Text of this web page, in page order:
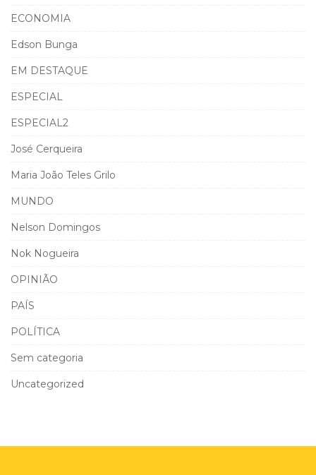
ECONOMIA
Edson Bunga
EM DESTAQUE
ESPECIAL
ESPECIAL2
José Cerqueira
Maria João Teles Grilo
MUNDO
Nelson Domingos
Nok Nogueira
OPINIÃO
PAÍS
POLÍTICA
Sem categoria
Uncategorized